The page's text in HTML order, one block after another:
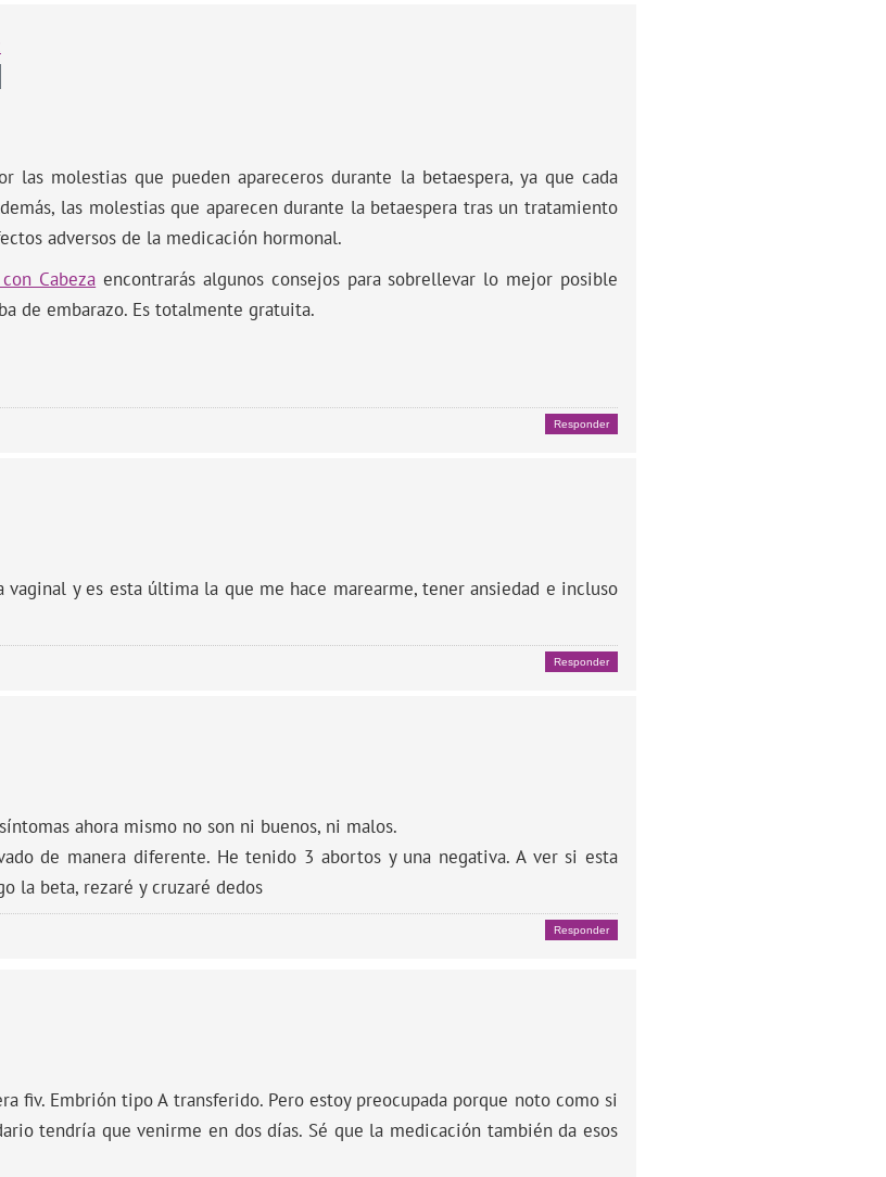
las molestias que pueden apareceros durante la betaespera, ya que cada
las molestias que aparecen durante la betaespera tras un tratamiento
adversos de la medicación hormonal.
Cabeza encontrarás algunos consejos para sobrellevar lo mejor posible
de embarazo. Es totalmente gratuita.
Responder
vaginal y es esta última la que me hace marearme, tener ansiedad e incluso
Responder
ahora mismo no son ni buenos, ni malos.
de manera diferente. He tenido 3 abortos y una negativa. A ver si esta
la beta, rezaré y cruzaré dedos
Responder
fiv. Embrión tipo A transferido. Pero estoy preocupada porque noto como si
tendría que venirme en dos días. Sé que la medicación también da esos